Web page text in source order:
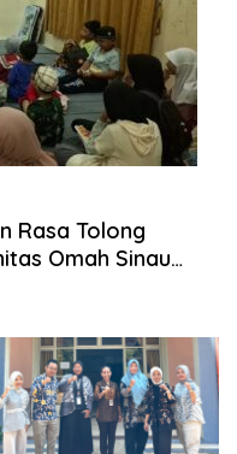
Rasa Tolong
Omah Sinau